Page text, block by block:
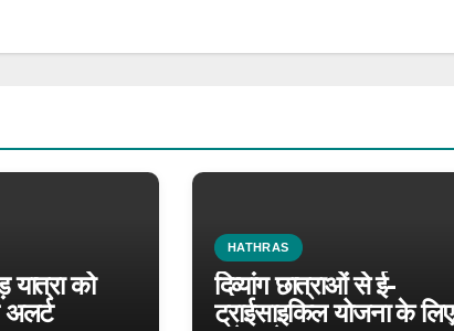
यात्रा को
HATHRAS
दिव्यांग छात्राओं से ई-
ट्राईसाइकिल योजना के लिए